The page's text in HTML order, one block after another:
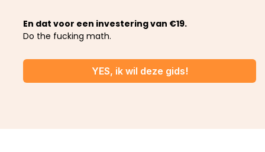
En dat voor een investering van €19.
Do the fucking math.
YES, ik wil deze gids!